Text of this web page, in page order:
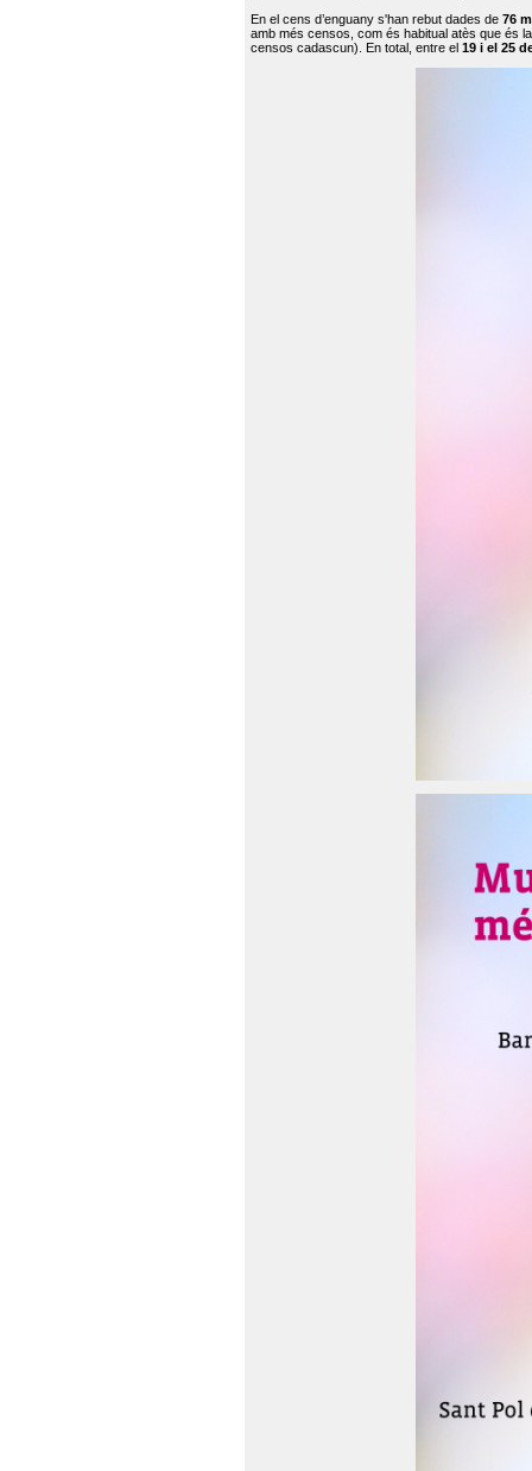
En el cens d’enguany s'han rebut dades de 76
amb més censos, com és habitual atès que és
censos cadascun). En total, entre el 19 i el 25